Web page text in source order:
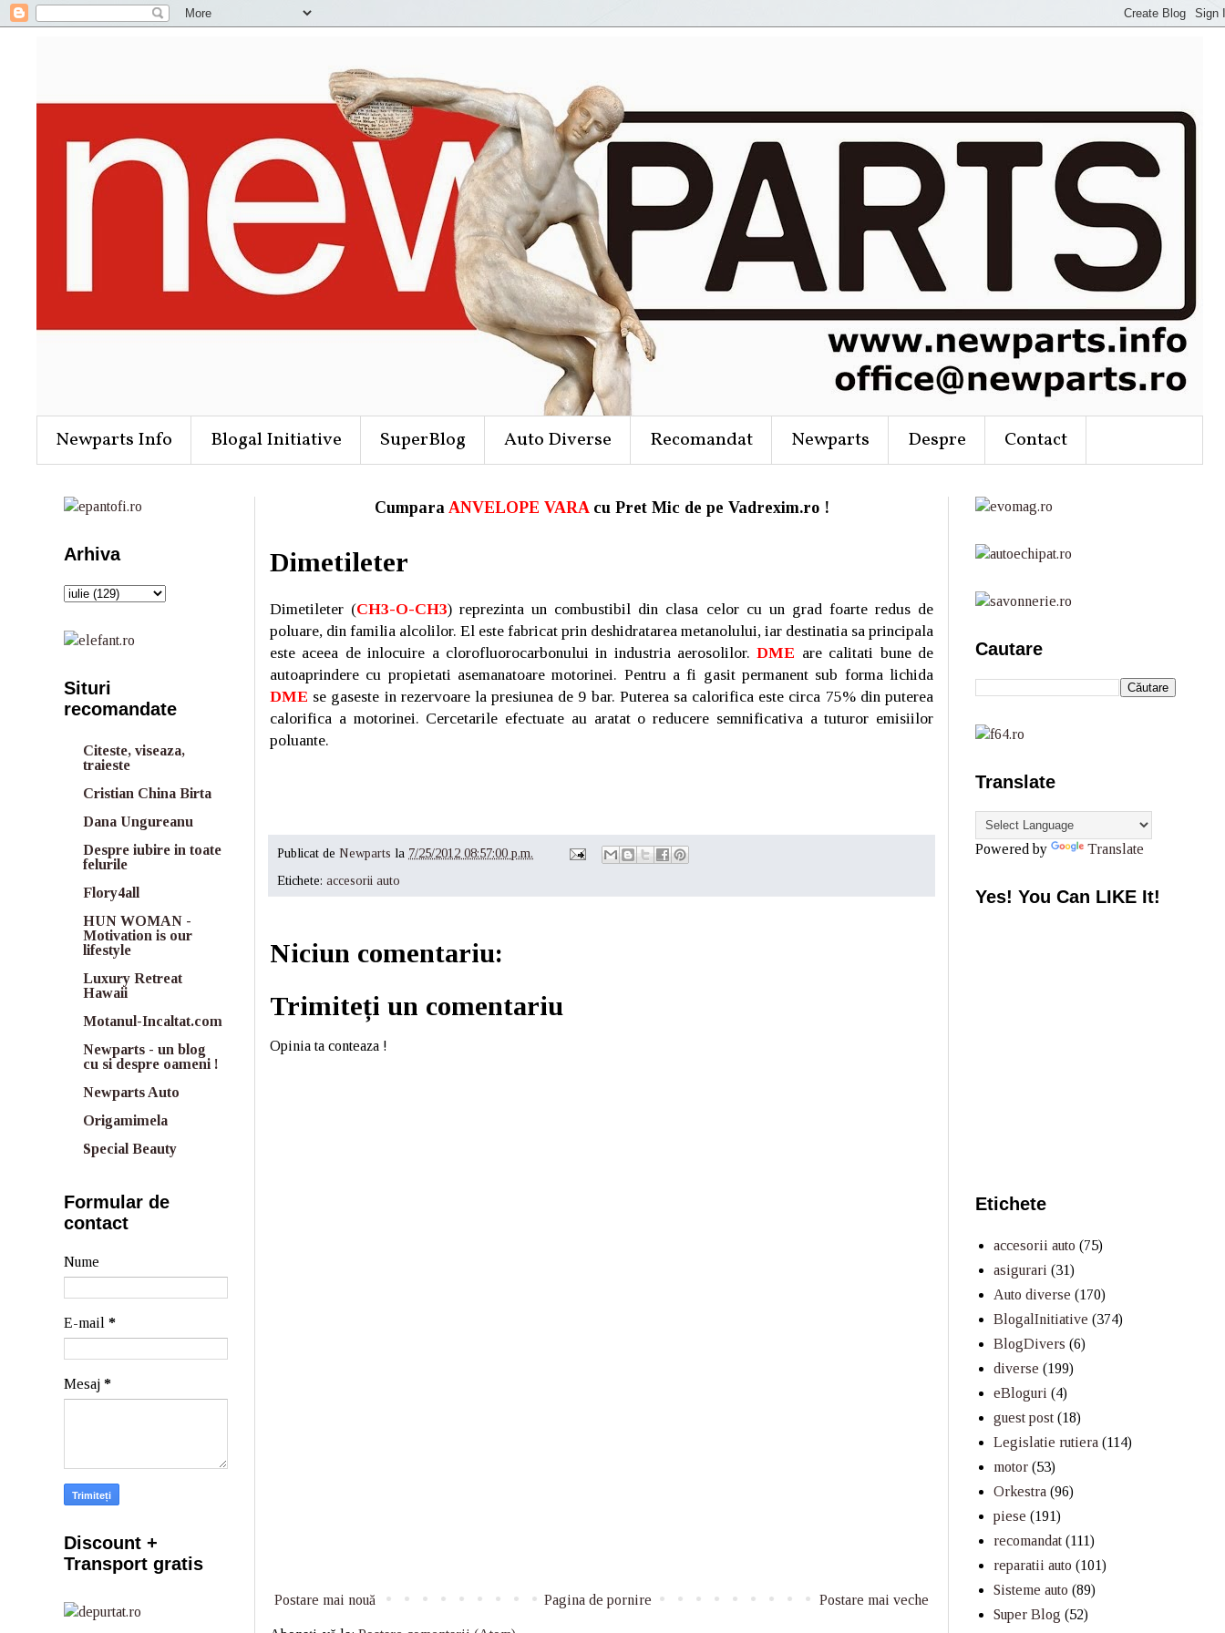
Newparts Info Blogal Initiative SuperBlog Auto Diverse Recomandat Newparts Despre Contact
Cumpara ANVELOPE VARAcu Pret Mic de pe Vadrexim.ro !
Dimetileter
Dimetileter (CH3-O-CH3) reprezinta un combustibil din clasa celor cu un grad foarte redus de
poluare, din familia alcolilor. El este fabricat prin deshidratarea metanolului, iar destinatia sa principala
este aceea de inlocuire a clorofluorocarbonului in industria aerosolilor.DME are calitati bune de
autoaprindere cu propietati asemanatoare motorinei. Pentru a fi gasit permanent sub forma lichida
DME se gaseste in rezervoare la presiunea de 9 bar. Puterea sa calorifica este circa 75% din puterea
calorifica a motorinei. Cercetarile efectuate au aratat o reducere semnificativa a tuturor emisiilor
poluante.
Publicat de Newparts la 7/25/2012 08:57:00 p.m.
Etichete: accesorii auto
Niciun comentariu:
Trimiteți un comentariu
Opinia ta conteaza !
Postare mai nouă Postare mai veche
Pagina de pornire
Arhiva
Situri
recomandate
Citeste, viseaza,
traieste
Cristian China Birta
Dana Ungureanu
Despre iubire in toate
felurile
Flory4all
HUN WOMAN -
Motivation is our
lifestyle
Luxury Retreat
Hawaii
Motanul-Incaltat.com
Newparts - un blog
cu si despre oameni !
Newparts Auto
Origamimela
Special Beauty
Formular de
contact
Nume
E-mail *
Mesaj *
Discount +
Transport gratis
Cautare
Translate
Powered by Translate
Yes! You Can LIKE It!
Etichete
accesorii auto (75)
asigurari (31)
Auto diverse (170)
BlogalInitiative (374)
BlogDivers (6)
diverse (199)
eBloguri (4)
guest post (18)
Legislatie rutiera (114)
motor (53)
Orkestra (96)
piese (191)
recomandat (111)
reparatii auto (101)
Sisteme auto (89)
Super Blog (52)